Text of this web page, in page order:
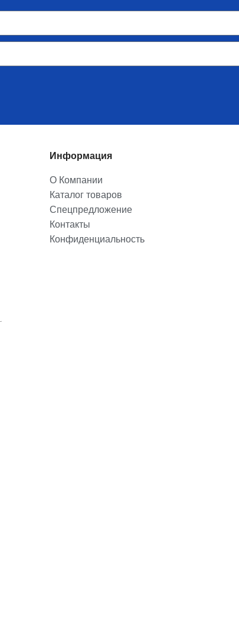
Информация
О Компании
Каталог товаров
Спецпредложение
Контакты
Конфиденциальность